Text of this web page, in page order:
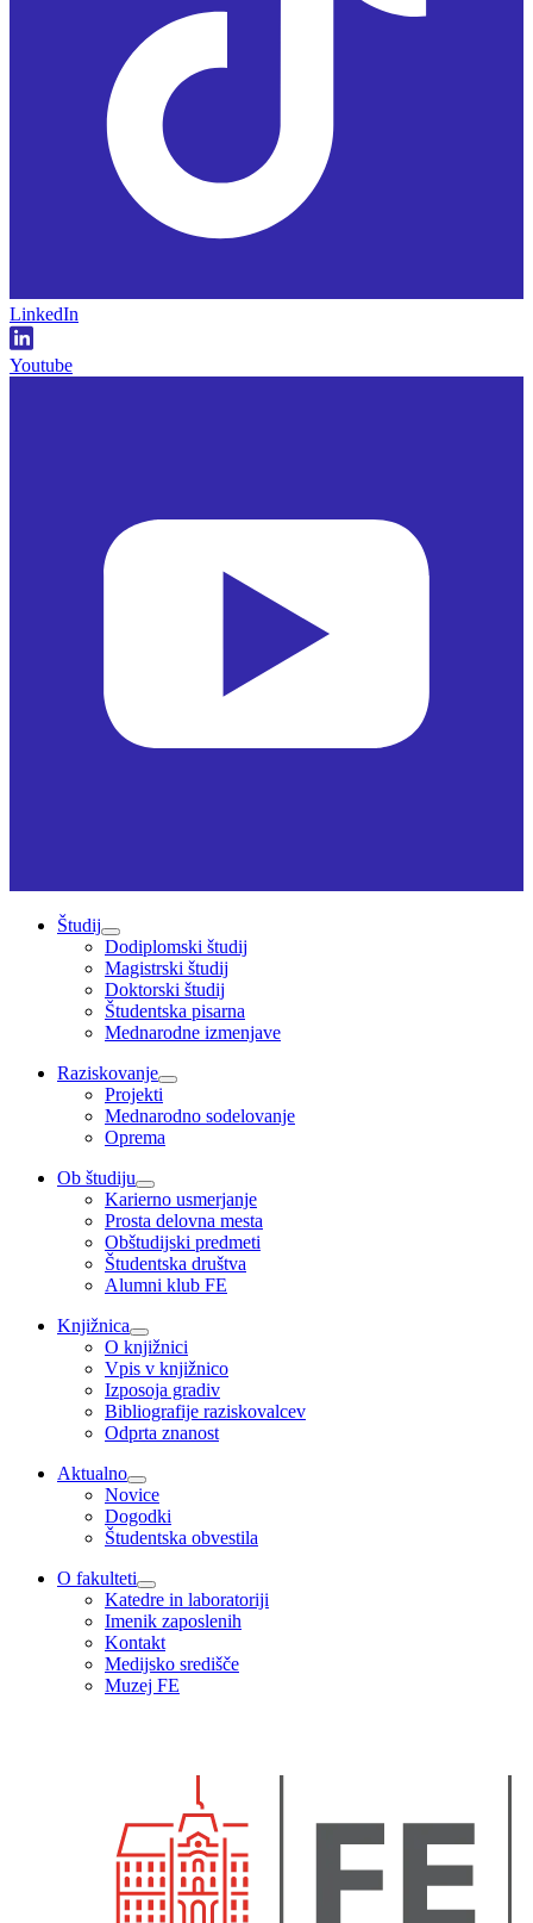
LinkedIn
Youtube
Študij
Dodiplomski študij
Magistrski študij
Doktorski študij
Študentska pisarna
Mednarodne izmenjave
Raziskovanje
Projekti
Mednarodno sodelovanje
Oprema
Ob študiju
Karierno usmerjanje
Prosta delovna mesta
Obštudijski predmeti
Študentska društva
Alumni klub FE
Knjižnica
O knjižnici
Vpis v knjižnico
Izposoja gradiv
Bibliografije raziskovalcev
Odprta znanost
Aktualno
Novice
Dogodki
Študentska obvestila
O fakulteti
Katedre in laboratoriji
Imenik zaposlenih
Kontakt
Medijsko središče
Muzej FE